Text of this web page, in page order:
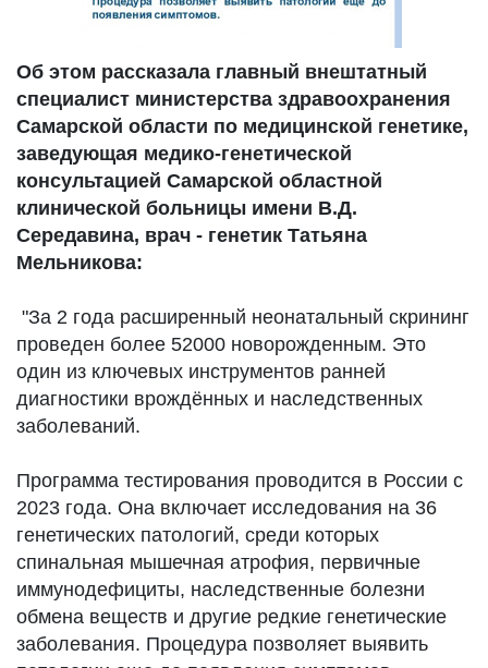
Об этом рассказала главный внештатный
специалист министерства здравоохранения
Самарской области по медицинской генетике,
заведующая медико-генетической
консультацией Самарской областной
клинической больницы имени В.Д.
Середавина, врач - генетик Татьяна
Мельникова:
"За 2 года расширенный неонатальный скрининг
проведен более 52000 новорожденным. Это
один из ключевых инструментов ранней
диагностики врождённых и наследственных
заболеваний.
Программа тестирования проводится в России с
2023 года. Она включает исследования на 36
генетических патологий, среди которых
спинальная мышечная атрофия, первичные
иммунодефициты, наследственные болезни
обмена веществ и другие редкие генетические
заболевания. Процедура позволяет выявить